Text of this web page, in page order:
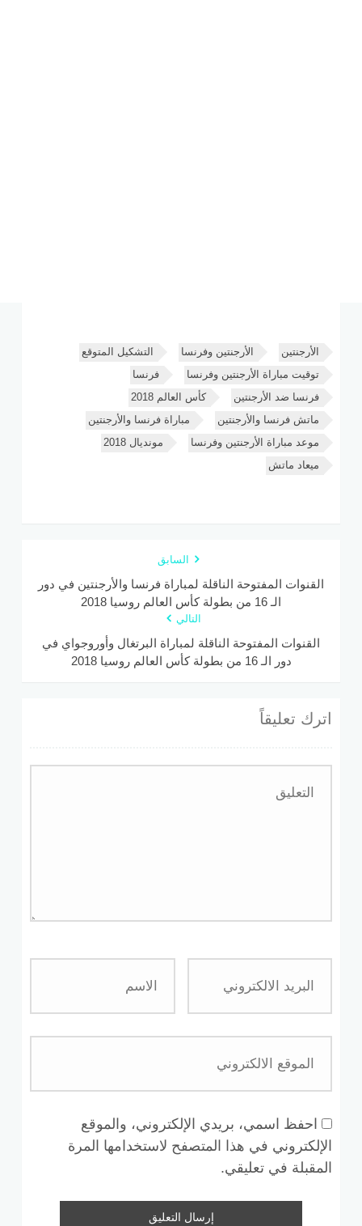
الأرجنتين الأرجنتين وفرنسا
التشكيل المتوقع
توقيت مباراة الأرجنتين وفرنسا
فرنسا
فرنسا ضد الأرجنتين
كأس العالم 2018
ماتش فرنسا والأرجنتين
مباراة فرنسا والأرجنتين
موعد مباراة الأرجنتين وفرنسا
مونديال 2018
ميعاد ماتش
السابق
القنوات المفتوحة الناقلة لمباراة فرنسا والأرجنتين في دور
الـ 16 من بطولة كأس العالم روسيا 2018
التالي
القنوات المفتوحة الناقلة لمباراة البرتغال وأوروجواي في
دور الـ 16 من بطولة كأس العالم روسيا 2018
اترك تعليقاً
احفظ اسمي، بريدي الإلكتروني، والموقع
الإلكتروني في هذا المتصفح لاستخدامها المرة
المقبلة في تعليقي.